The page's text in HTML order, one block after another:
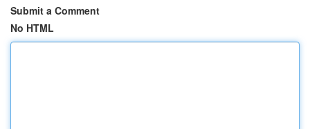
Submit a Comment
No HTML